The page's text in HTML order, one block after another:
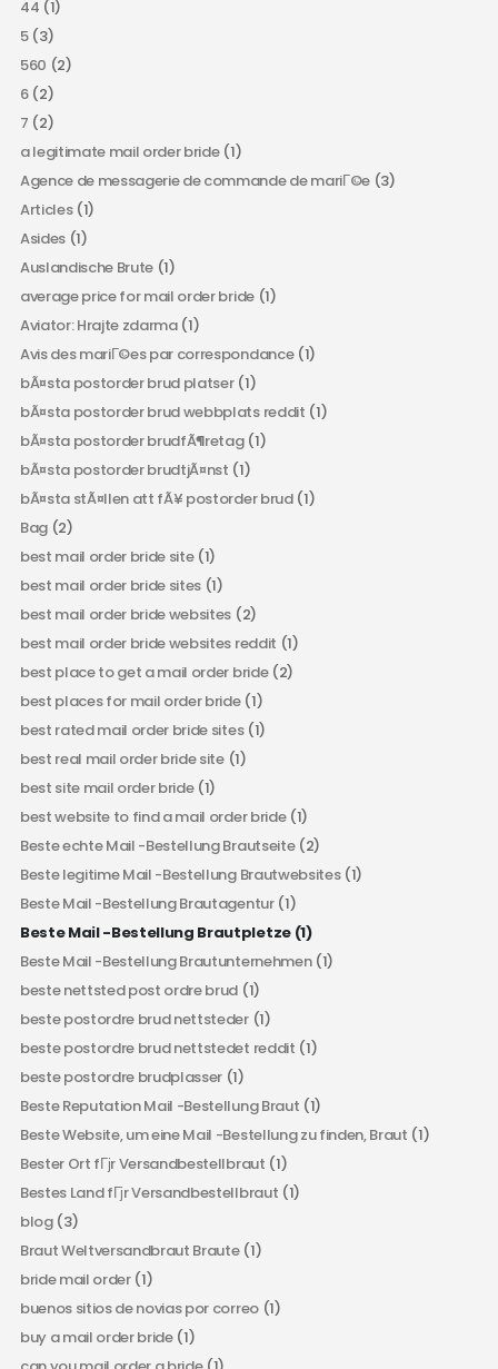
44 (1)
5(3)
560 (2)
6(2)
7 (2)
a legitimate mail order bride(1)
Agence de messagerie de commande de mariГ©e(3)
Articles(1)
Asides(1)
Auslandische Brute (1)
average price for mail order bride(1)
Aviator: Hrajte zdarma(1)
Avis des mariГ©es par correspondance(1)
bÃ¤sta postorder brud platser(1)
bÃ¤sta postorder brud webbplats reddit (1)
bÃ¤sta postorder brudfÃ¶retag(1)
bÃ¤sta postorder brudtjÃ¤nst (1)
bÃ¤sta stÃ¤llen att fÃ¥ postorder brud(1)
Bag(2)
best mail order bride site(1)
best mail order bride sites (1)
best mail order bride websites (2)
best mail order bride websites reddit (1)
best place to get a mail order bride(2)
best places for mail order bride(1)
best rated mail order bride sites(1)
best real mail order bride site(1)
best site mail order bride(1)
best website to find a mail order bride(1)
Beste echte Mail -Bestellung Brautseite(2)
Beste legitime Mail -Bestellung Brautwebsites(1)
Beste Mail -Bestellung Brautagentur(1)
Beste Mail -Bestellung Brautpletze(1)
Beste Mail -Bestellung Brautunternehmen(1)
beste nettsted post ordre brud (1)
beste postordre brud nettsteder(1)
beste postordre brud nettstedet reddit (1)
beste postordre brudplasser (1)
Beste Reputation Mail -Bestellung Braut (1)
Beste Website, um eine Mail -Bestellung zu finden, Braut (1)
Bester Ort fГјr Versandbestellbraut (1)
Bestes Land fГјr Versandbestellbraut (1)
blog(3)
Braut Weltversandbraut Braute(1)
bride mail order(1)
buenos sitios de novias por correo(1)
buy a mail order bride(1)